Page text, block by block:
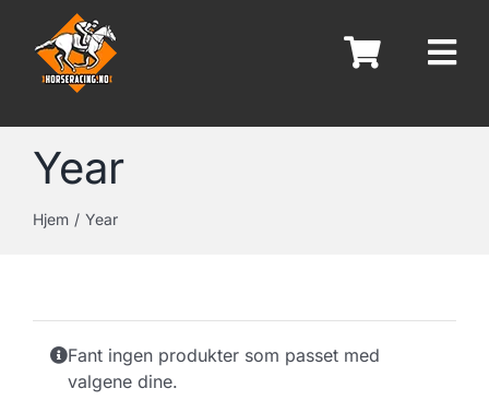
content
Year
Hjem Year
Fant ingen produkter som passet med
valgene dine.